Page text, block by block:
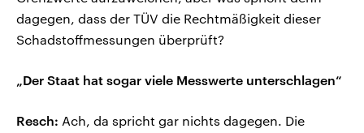
dagegen, dass der TÜV die Rechtmäßigkeit dieser
Schadstoffmessungen überprüft?
„Der Staat hat sogar viele Messwerte unterschlagen“
Resch: Ach, da spricht gar nichts dagegen. Die